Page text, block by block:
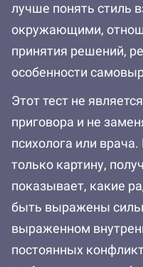
лучше понять стиль
окружающими,
принятия решений,
особенности
Этот тест не
приговора и не
психолога или
только картину,
показывает, какие
быть выражены
выраженном
постоянных